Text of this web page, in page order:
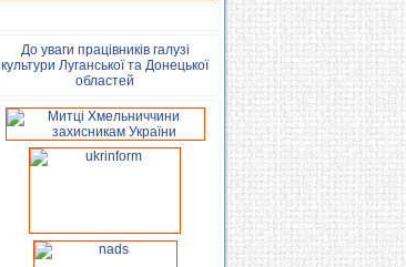
До уваги працівників галузі
культури Луганської та Донецької
областей